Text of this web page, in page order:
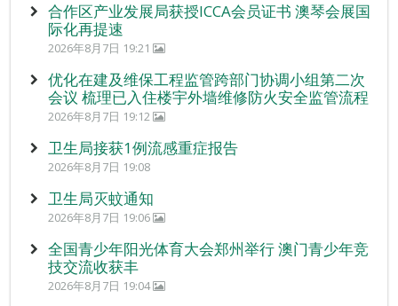
合作区产业发展局获授ICCA会员证书 澳琴会展国
际化再提速
2026年8月7日 19:21
优化在建及维保工程监管跨部门协调小组第二次
会议 梳理已入住楼宇外墙维修防火安全监管流程
2026年8月7日 19:12
卫生局接获1例流感重症报告
2026年8月7日 19:08
卫生局灭蚊通知
2026年8月7日 19:06
全国青少年阳光体育大会郑州举行 澳门青少年竞
技交流收获丰
2026年8月7日 19:04